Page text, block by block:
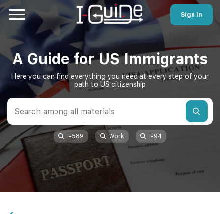
Sign In
A Guide for US Immigrants
Here you can find everything you need at every step of your
path to US citizenship
I-589 Work I-94